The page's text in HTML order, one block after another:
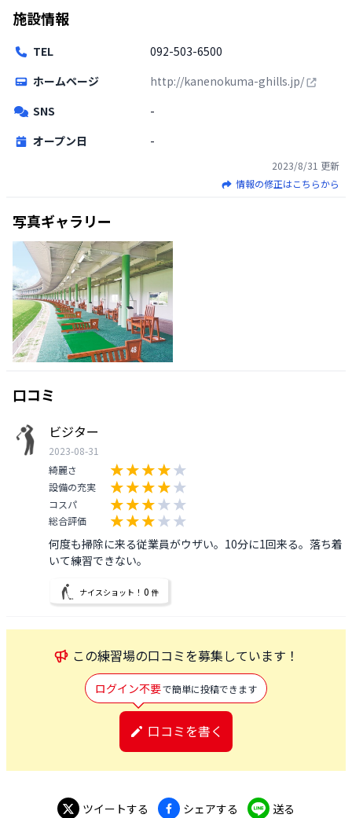
施設情報
TEL
092-503-6500
ホームページ
http://kanenokuma-ghills.jp/
SNS
-
オープン日
-
2023/8/31 更新
情報の修正はこちらから
写真ギャラリー
口コミ
ビジター
2023-08-31
綺麗さ
設備の充実
コスパ
総合評価
何度も掃除に来る従業員がウザい。10分に1回来る。落ち着
いて練習できない。
ナイスショット！ 0 件
この練習場の口コミを募集しています！
ログイン不要で簡単に投稿できます
口コミを書く
ツイートする シェアする
送る